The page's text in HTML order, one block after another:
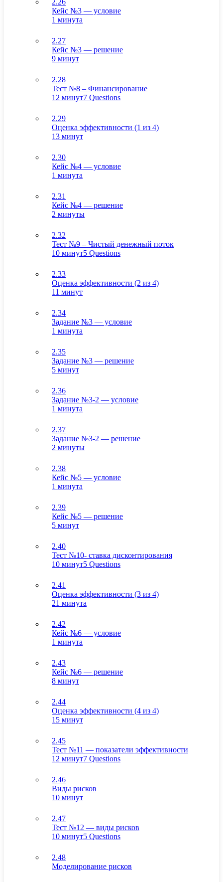
Кейс №3 — условие
1 минута
2.27
Кейс №3 — решение
9 минут
2.28
Тест №8 – Финансирование
12 минут7 Questions
2.29
Оценка эффективности (1 из 4)
13 минут
2.30
Кейс №4 — условие
1 минута
2.31
Кейс №4 — решение
2 минуты
2.32
Тест №9 – Чистый денежный поток
10 минут5 Questions
2.33
Оценка эффективности (2 из 4)
11 минут
2.34
Задание №3 — условие
1 минута
2.35
Задание №3 — решение
5 минут
2.36
Задание №3-2 — условие
1 минута
2.37
Задание №3-2 — решение
2 минуты
2.38
Кейс №5 — условие
1 минута
2.39
Кейс №5 — решение
5 минут
2.40
Тест №10- ставка дисконтирования
10 минут5 Questions
2.41
Оценка эффективности (3 из 4)
21 минута
2.42
Кейс №6 — условие
1 минута
2.43
Кейс №6 — решение
8 минут
2.44
Оценка эффективности (4 из 4)
15 минут
2.45
Тест №11 — показатели эффективности
12 минут7 Questions
2.46
Виды рисков
10 минут
2.47
Тест №12 — виды рисков
10 минут5 Questions
2.48
Моделирование рисков